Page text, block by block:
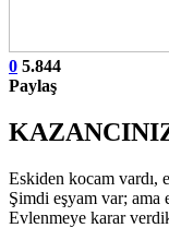
0 5.844
Paylaş
Eskiden kocam
Şimdi eşyam var;
Evlenmeye karar